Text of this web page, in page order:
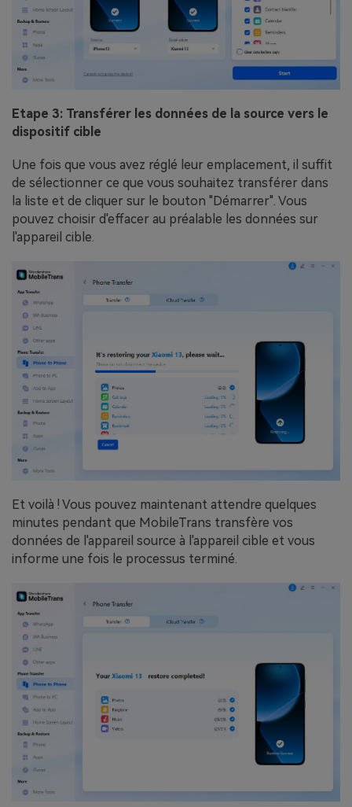
Etape 3: Transférer les données de la source vers le
dispositif cible
Une fois que vous avez réglé leur emplacement, il suffit
de sélectionner ce que vous souhaitez transférer dans
la liste et de cliquer sur le bouton "Démarrer". Vous
pouvez choisir d'effacer au préalable les données sur
l'appareil cible.
Et voilà ! Vous pouvez maintenant attendre quelques
minutes pendant que MobileTrans transfère vos
données de l'appareil source à l'appareil cible et vous
informe une fois le processus terminé.